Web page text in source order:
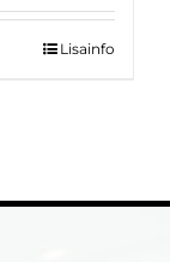
Lisainfo